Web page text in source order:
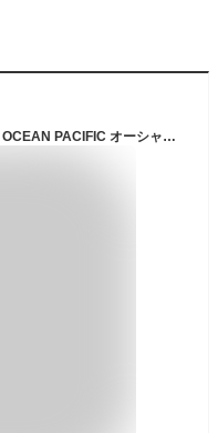
【在庫処分!】 水着 メンズ サーフパンツ OCEAN PACIFIC オーシャンパシフィック 海パン 水陸両用 インナー付き 速乾 サーフブランド 夏 海水パンツ トランクス ボードショーツ ハーフパンツ M L XL 2024SS karlas